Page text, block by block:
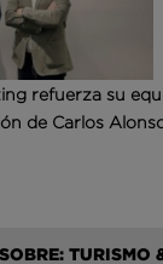
refuerza su
de Carlos
TURISMO